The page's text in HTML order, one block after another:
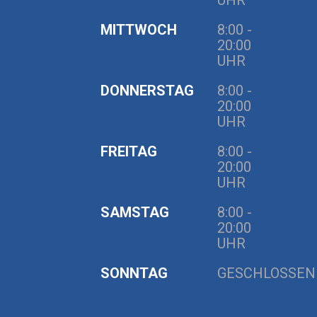
MITTWOCH
8:00 -
20:00
UHR
DONNERSTAG
8:00 -
20:00
UHR
FREITAG
8:00 -
20:00
UHR
SAMSTAG
8:00 -
20:00
UHR
SONNTAG
GESCHLOSSEN